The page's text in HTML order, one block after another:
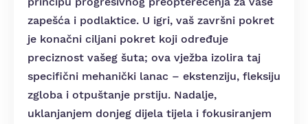
zapešća i podlaktice. U igri, vaš završni pokret
je konačni ciljani pokret koji određuje
preciznost vašeg šuta; ova vježba izolira taj
specifični mehanički lanac – ekstenziju, fleksiju
zgloba i otpuštanje prstiju. Nadalje,
uklanjanjem donjeg dijela tijela i fokusiranjem